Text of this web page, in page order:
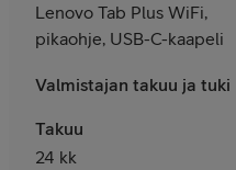
Lenovo Tab Plus WiFi,
pikaohje, USB-C-kaapeli
Valmistajan takuu ja tuki
Takuu
24 kk